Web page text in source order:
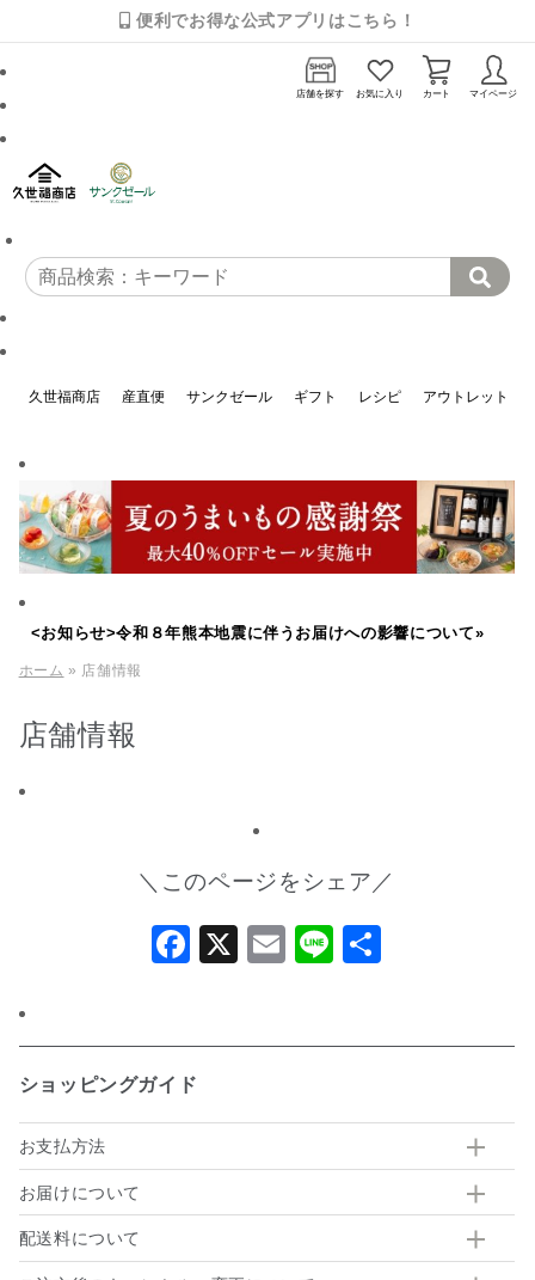
便利でお得な公式アプリはこちら！
店舗を探す お気に入り カート マイページ
久世福商店 産直便 サンクゼール ギフト レシピ アウトレット
<お知らせ>令和８年熊本地震に伴うお届けへの影響について»
ホーム » 店舗情報
店舗情報
＼このページをシェア／
Facebook
X Email
Line
ショッピングガイド
お支払方法
お届けについて
配送料について